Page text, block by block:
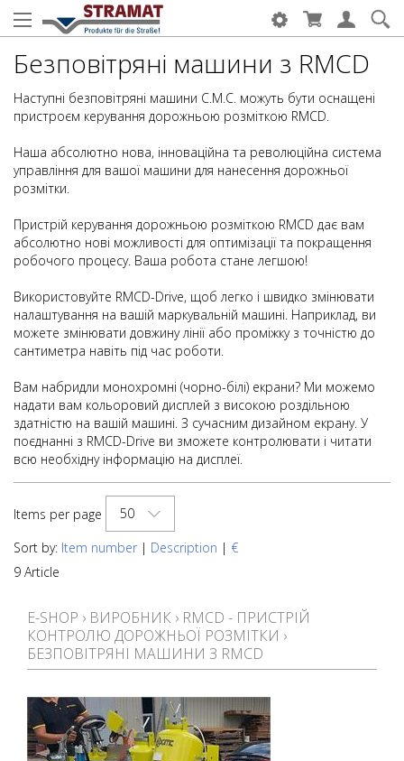
Безповітряні машини з RMCD
Наступні безповітряні машини C.M.C. можуть бути оснащені
пристроєм керування дорожньою розміткою RMCD.
Наша абсолютно нова, інноваційна та революційна система
управління для вашої машини для нанесення дорожньої
розмітки.
Пристрій керування дорожньою розміткою RMCD дає вам
абсолютно нові можливості для оптимізації та покращення
робочого процесу. Ваша робота стане легшою!
Використовуйте RMCD-Drive, щоб легко і швидко змінювати
налаштування на вашій маркувальній машині. Наприклад, ви
можете змінювати довжину лінії або проміжку з точністю до
сантиметра навіть під час роботи.
Вам набридли монохромні (чорно-білі) екрани? Ми можемо
надати вам кольоровий дисплей з високою роздільною
здатністю на вашій машині. З сучасним дизайном екрану. У
поєднанні з RMCD-Drive ви зможете контролювати і читати
всю необхідну інформацію на дисплеї.
Items per page
50
Sort by: Item number | Description | €
9 Article
E-SHOP › ВИРОБНИК › RMCD - ПРИСТРІЙ
КОНТРОЛЮ ДОРОЖНЬОЇ РОЗМІТКИ ›
БЕЗПОВІТРЯНІ МАШИНИ З RMCD